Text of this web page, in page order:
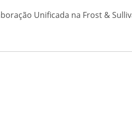
Unificada na Frost &